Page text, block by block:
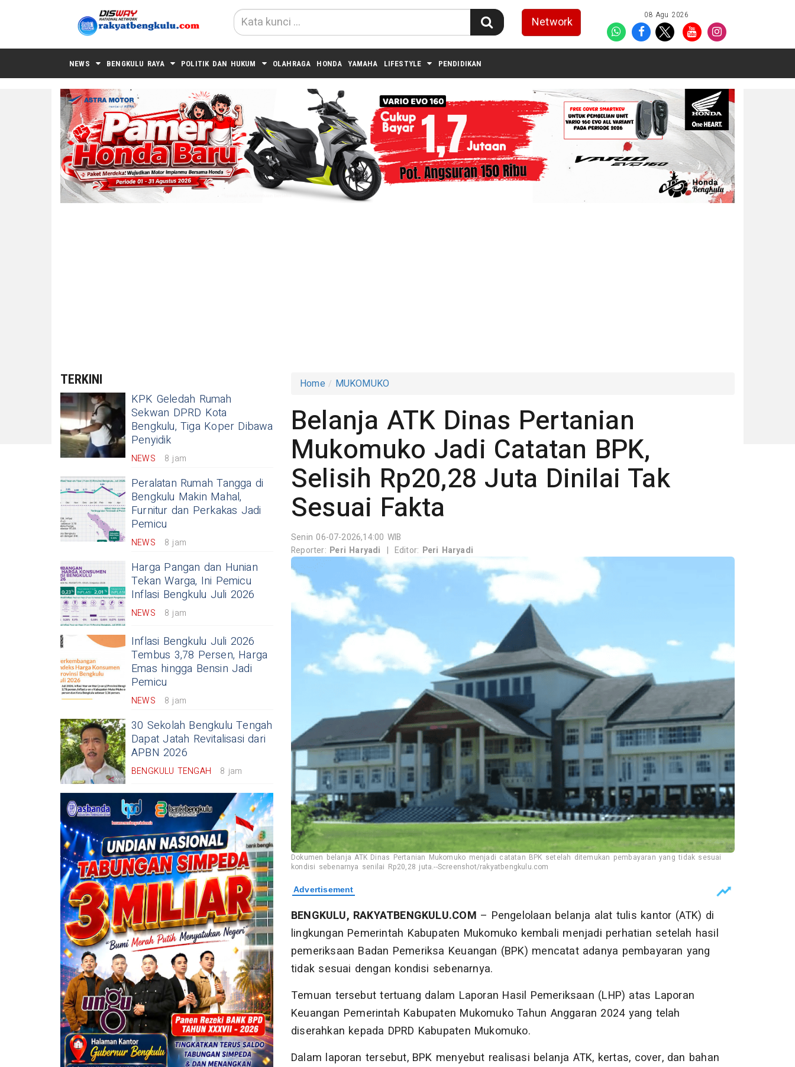
Network 08 Agu 2026
NEWS BENGKULU RAYA POLITIK DAN HUKUM OLAHRAGA HONDA YAMAHA LIFESTYLE PENDIDIKAN
TERKINI
KPK Geledah Rumah
Sekwan DPRD Kota
Bengkulu, Tiga Koper Dibawa
Penyidik
NEWS 8 jam
Peralatan Rumah Tangga di
Bengkulu Makin Mahal,
Furnitur dan Perkakas Jadi
Pemicu
NEWS 8 jam
Harga Pangan dan Hunian
Tekan Warga, Ini Pemicu
Inflasi Bengkulu Juli 2026
NEWS 8 jam
Inflasi Bengkulu Juli 2026
Tembus 3,78 Persen, Harga
Emas hingga Bensin Jadi
Pemicu
NEWS 8 jam
30 Sekolah Bengkulu Tengah
Dapat Jatah Revitalisasi dari
APBN 2026
BENGKULU TENGAH 8 jam
Home MUKOMUKO
Belanja ATK Dinas Pertanian
Mukomuko Jadi Catatan BPK,
Selisih Rp20,28 Juta Dinilai Tak
Sesuai Fakta
Senin 06-07-2026,14:00 WIB
Reporter: Peri Haryadi | Editor: Peri Haryadi
Dokumen belanja ATK Dinas Pertanian Mukomuko menjadi catatan BPK setelah ditemukan pembayaran yang tidak sesuai
kondisi sebenarnya senilai Rp20,28 juta.--Screenshot/rakyatbengkulu.com
BENGKULU, RAKYATBENGKULU.COM – Pengelolaan belanja alat tulis kantor (ATK) di
lingkungan Pemerintah Kabupaten Mukomuko kembali menjadi perhatian setelah hasil
pemeriksaan Badan Pemeriksa Keuangan (BPK) mencatat adanya pembayaran yang
tidak sesuai dengan kondisi sebenarnya.
Temuan tersebut tertuang dalam Laporan Hasil Pemeriksaan (LHP) atas Laporan
Keuangan Pemerintah Kabupaten Mukomuko Tahun Anggaran 2024 yang telah
diserahkan kepada DPRD Kabupaten Mukomuko.
Dalam laporan tersebut, BPK menyebut realisasi belanja ATK, kertas, cover, dan bahan